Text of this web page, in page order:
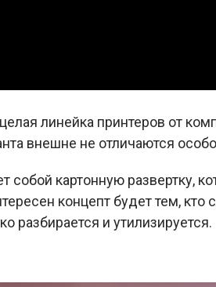
линейка принтеров от
внешне не отличаются
собой картонную развертку,
концепт будет тем,
разбирается и утилизируется.